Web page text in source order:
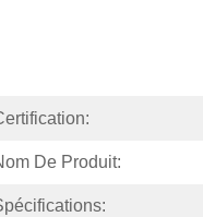
De Produit: